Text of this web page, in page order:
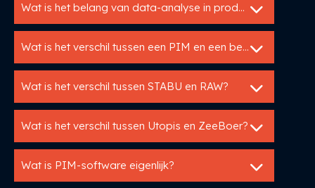
Wat is het belang van data-analyse in productinformatiebeheer?
Wat is het verschil tussen een PIM en een bestekservice?
Wat is het verschil tussen STABU en RAW?
Wat is het verschil tussen Utopis en ZeeBoer?
Wat is PIM-software eigenlijk?